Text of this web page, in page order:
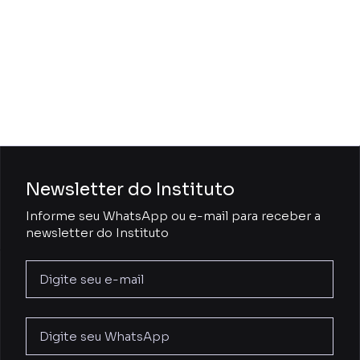
Newsletter do Instituto
Informe seu WhatsApp ou e-mail para receber a
newsletter do Instituto